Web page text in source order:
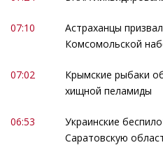
07:10
Астраханцы
Комсомольской
07:02
Крымские рыбаки
хищной пеламиды
06:53
Украинские
Саратовскую